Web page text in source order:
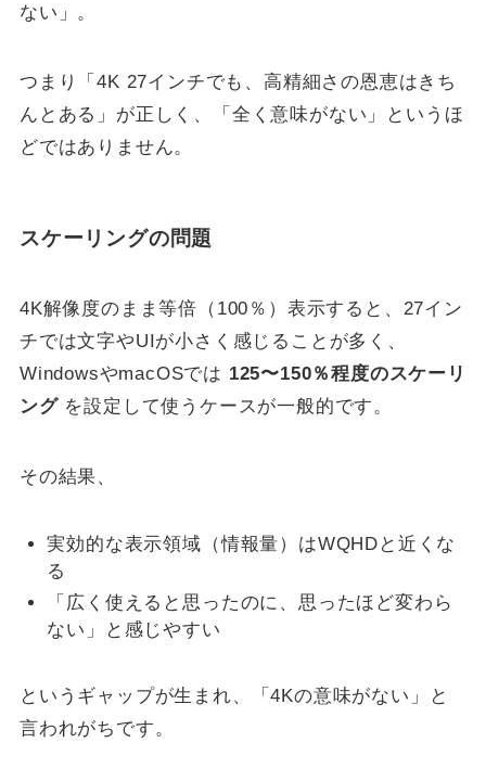
ない」。
つまり「4K 27インチでも、高精細さの恩恵はきち
んとある」が正しく、「全く意味がない」というほ
どではありません。
スケーリングの問題
4K解像度のまま等倍（100％）表示すると、27イン
チでは文字やUIが小さく感じることが多く、
WindowsやmacOSでは 125〜150％程度のスケーリ
ングを設定して使うケースが一般的です。
その結果、
実効的な表示領域（情報量）はWQHDと近くな
る
「広く使えると思ったのに、思ったほど変わら
ない」と感じやすい
というギャップが生まれ、「4Kの意味がない」と
言われがちです。